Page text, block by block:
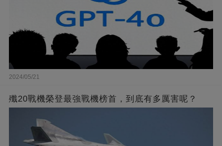
2024/05/21
殲20戰機榮登最強戰機榜首，到底有多厲害呢？